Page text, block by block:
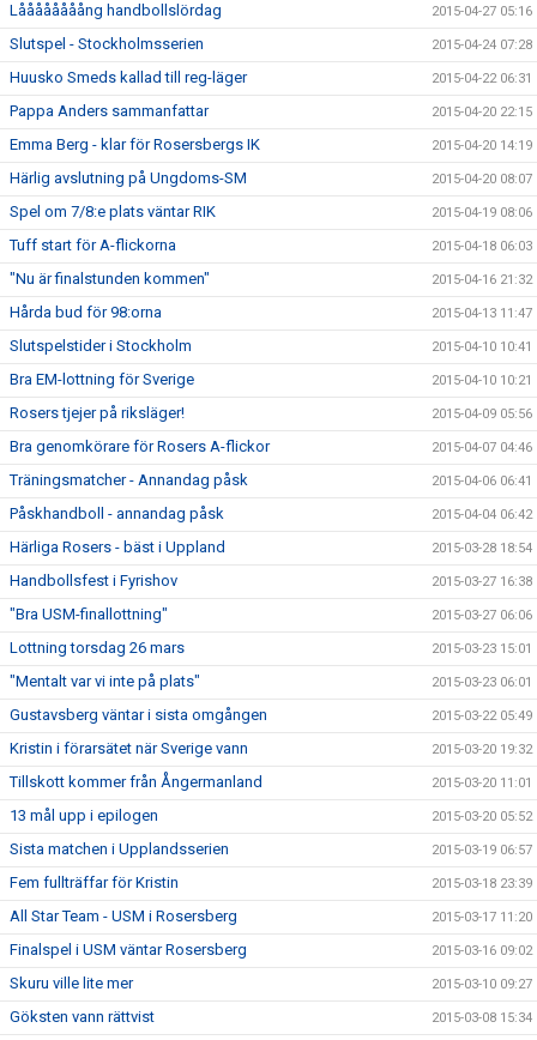
Låååååååång handbollslördag 2015-04-27 05:16
Slutspel - Stockholmsserien 2015-04-24 07:28
Huusko Smeds kallad till reg-läger 2015-04-22 06:31
Pappa Anders sammanfattar 2015-04-20 22:15
Emma Berg - klar för Rosersbergs IK 2015-04-20 14:19
Härlig avslutning på Ungdoms-SM 2015-04-20 08:07
Spel om 7/8:e plats väntar RIK 2015-04-19 08:06
Tuff start för A-flickorna 2015-04-18 06:03
"Nu är finalstunden kommen" 2015-04-16 21:32
Hårda bud för 98:orna 2015-04-13 11:47
Slutspelstider i Stockholm 2015-04-10 10:41
Bra EM-lottning för Sverige 2015-04-10 10:21
Rosers tjejer på riksläger! 2015-04-09 05:56
Bra genomkörare för Rosers A-flickor 2015-04-07 04:46
Träningsmatcher - Annandag påsk 2015-04-06 06:41
Påskhandboll - annandag påsk 2015-04-04 06:42
Härliga Rosers - bäst i Uppland 2015-03-28 18:54
Handbollsfest i Fyrishov 2015-03-27 16:38
"Bra USM-finallottning" 2015-03-27 06:06
Lottning torsdag 26 mars 2015-03-23 15:01
"Mentalt var vi inte på plats" 2015-03-23 06:01
Gustavsberg väntar i sista omgången 2015-03-22 05:49
Kristin i förarsätet när Sverige vann 2015-03-20 19:32
Tillskott kommer från Ångermanland 2015-03-20 11:01
13 mål upp i epilogen 2015-03-20 05:52
Sista matchen i Upplandsserien 2015-03-19 06:57
Fem fullträffar för Kristin 2015-03-18 23:39
All Star Team - USM i Rosersberg 2015-03-17 11:20
Finalspel i USM väntar Rosersberg 2015-03-16 09:02
Skuru ville lite mer 2015-03-10 09:27
Göksten vann rättvist 2015-03-08 15:34